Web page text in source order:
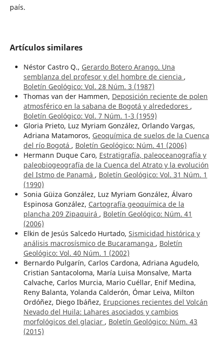
país.
Artículos similares
Néstor Castro Q., Gerardo Botero Arango. Una
semblanza del profesor y del hombre de ciencia ,
Boletín Geológico: Vol. 28 Núm. 3 (1987)
Thomas van der Hammen, Deposición reciente de polen
atmosférico en la sabana de Bogotá y alrededores ,
Boletín Geológico: Vol. 7 Núm. 1-3 (1959)
Gloria Prieto, Luz Myriam González, Orlando Vargas,
Adriana Matamoros, Geoquímica de suelos de la Cuenca
del río Bogotá , Boletín Geológico: Núm. 41 (2006)
Hermann Duque Caro, Estratigrafía, paleoceanografía y
paleobiogeografía de la Cuenca del Atrato y la evolución
del Istmo de Panamá , Boletín Geológico: Vol. 31 Núm. 1
(1990)
Sonia Güiza González, Luz Myriam González, Álvaro
Espinosa González, Cartografía geoquímica de la
plancha 209 Zipaquirá , Boletín Geológico: Núm. 41
(2006)
Elkin de Jesús Salcedo Hurtado, Sismicidad histórica y
análisis macrosísmico de Bucaramanga , Boletín
Geológico: Vol. 40 Núm. 1 (2002)
Bernardo Pulgarín, Carlos Cardona, Adriana Agudelo,
Cristian Santacoloma, María Luisa Monsalve, Marta
Calvache, Carlos Murcia, Mario Cuéllar, Enif Medina,
Reny Balanta, Yolanda Calderón, Ómar Leiva, Milton
Ordóñez, Diego Ibáñez, Erupciones recientes del Volcán
Nevado del Huila: Lahares asociados y cambios
morfológicos del glaciar , Boletín Geológico: Núm. 43
(2015)